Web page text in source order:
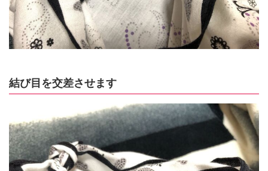
結び目を交差させます